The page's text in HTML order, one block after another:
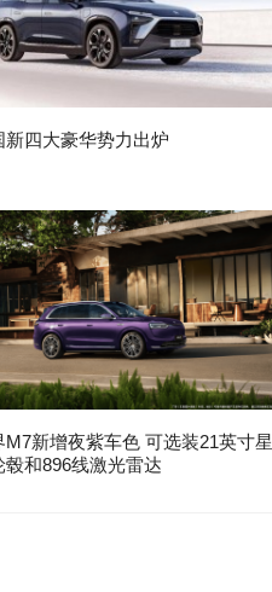
新四大豪华势力出炉
M7新增夜紫车色 可选装21英寸星
毂和896线激光雷达